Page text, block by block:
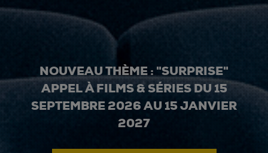
NOUVEAU THÈME : "SURPRISE"
APPEL À FILMS & SÉRIES DU 15
SEPTEMBRE 2026 AU 15 JANVIER
2027